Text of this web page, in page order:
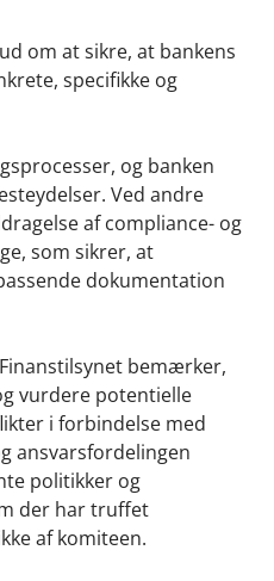
om at sikre, at bankens
specifikke og
og banken
Ved andre
af compliance- og
som sikrer, at
dokumentation
bemærker,
vurdere potentielle
i forbindelse med
ansvarsfordelingen
politikker og
der har truffet
af komiteen.